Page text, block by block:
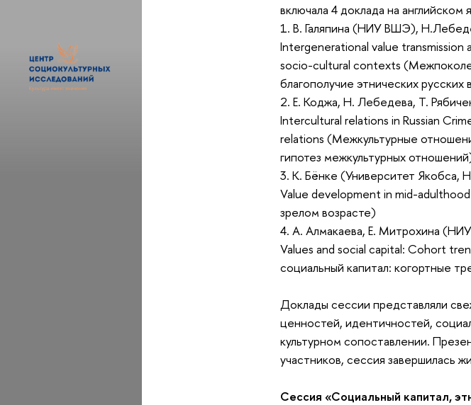
включала 4 доклада на английском
1. В. Галяпина (НИУ ВШЭ),
Intergenerational value
socio-cultural contexts
благополучие этнических
2. Е. Коджа, Н. Лебедева, Т.
Intercultural relations in Russian
relations (Межкультурные
гипотез межкультурных
3. К. Бёнке (Университет
Value development in mid-
зрелом возрасте)
4. A. Алмакаева, E. Mитрохина
Values and social capital: Cohort
социальный капитал: когортные
Доклады сессии представляли
ценностей, идентичностей,
культурном сопоставлении.
участников, сессия завершилась
Сессия «Социальный капитал,